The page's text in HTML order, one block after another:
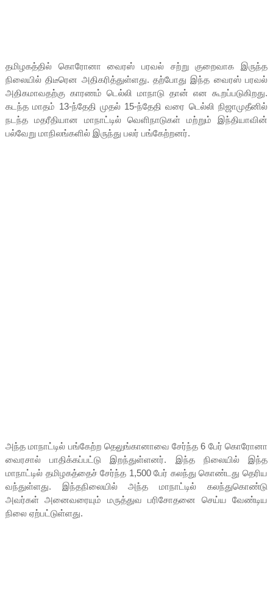
தமிழகத்தில் கொரோனா வைரஸ் பரவல் சற்று குறைவாக இருந்த
நிலையில் திடீரென அதிகரித்துள்ளது. தற்போது இந்த வைரஸ் பரவல்
அதிகமாவதற்கு காரணம் டெல்லி மாநாடு தான் என கூறப்படுகிறது.
கடந்த மாதம் 13-ந்தேதி முதல் 15-ந்தேதி வரை டெல்லி நிஜாமுதீனில்
நடந்த மதரீதியான மாநாட்டில் வெளிநாடுகள் மற்றும் இந்தியாவின்
பல்வேறு மாநிலங்களில் இருந்து பலர் பங்கேற்றனர்.
அந்த மாநாட்டில் பங்கேற்ற தெலுங்கானாவை சேர்ந்த 6 பேர் கொரோனா
வைரசால் பாதிக்கப்பட்டு இறந்துள்ளனர். இந்த நிலையில் இந்த
மாநாட்டில் தமிழகத்தைச் சேர்ந்த 1,500 பேர் கலந்து கொண்டது தெரிய
வந்துள்ளது. இந்தநிலையில் அந்த மாநாட்டில் கலந்துகொண்டு
அவர்கள் அனைவரையும் மருத்துவ பரிசோதனை செய்ய வேண்டிய
நிலை ஏற்பட்டுள்ளது.